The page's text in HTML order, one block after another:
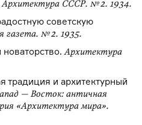
Архитектура СССР. № 2. 1934.
советскую
газета. № 2. 1935.
новаторство.Архитектура
традиция и архитектурный
— Восток: античная
«Архитектура мира».